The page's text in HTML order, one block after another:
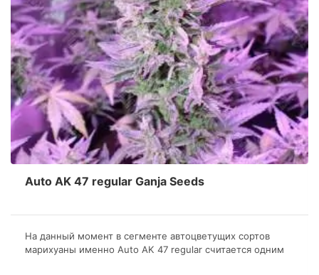
Auto AK 47 regular Ganja Seeds
На данный момент в сегменте автоцветущих сортов
марихуаны именно Auto AK 47 regular считается одним